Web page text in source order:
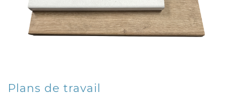
Plans de travail